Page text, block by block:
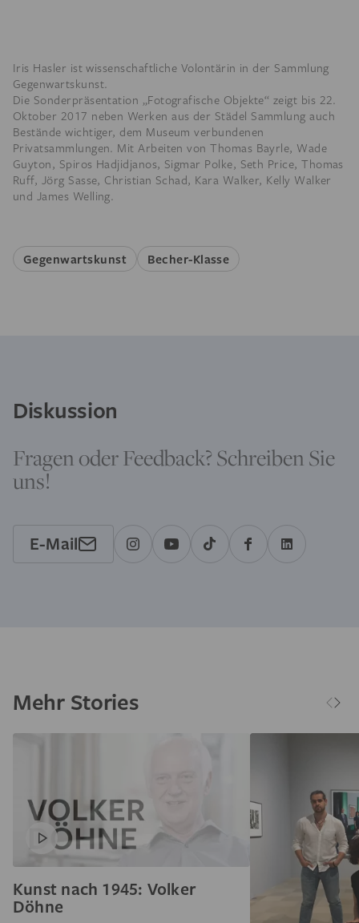
Iris Hasler ist wissenschaftliche Volontärin in der Sammlung
Gegenwartskunst.
Die Sonderpräsentation „Fotografische Objekte“ zeigt bis 22.
Oktober 2017 neben Werken aus der Städel Sammlung auch
Bestände wichtiger, dem Museum verbundenen
Privatsammlungen. Mit Arbeiten von Thomas Bayrle, Wade
Guyton, Spiros Hadjidjanos, Sigmar Polke, Seth Price, Thomas
Ruff, Jörg Sasse, Christian Schad, Kara Walker, Kelly Walker
und James Welling.
Gegenwartskunst Becher-Klasse
Diskussion
Fragen oder Feedback? Schreiben Sie
uns!
E-Mail
Mehr Stories
Kunst nach 1945: Volker
Döhne